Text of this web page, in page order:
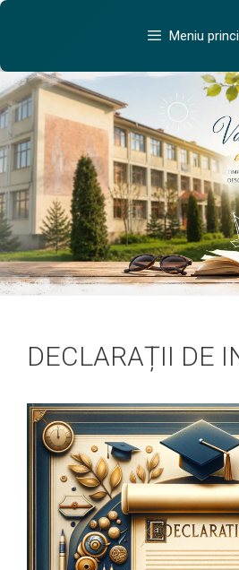
conținut
Sari
Meniu
DECLARAȚII DE